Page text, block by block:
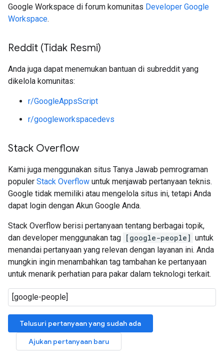
Google Workspace di forum komunitas Developer Google
Workspace.
Reddit (Tidak Resmi)
Anda juga dapat menemukan bantuan di subreddit yang
dikelola komunitas:
r/GoogleAppsScript
r/googleworkspacedevs
Stack Overflow
Kami juga menggunakan situs Tanya Jawab pemrograman
populer Stack Overflow untuk menjawab pertanyaan teknis.
Google tidak memiliki atau mengelola situs ini, tetapi Anda
dapat login dengan Akun Google Anda.
Stack Overflow berisi pertanyaan tentang berbagai topik,
dan developer menggunakan tag [google-people] untuk
menandai pertanyaan yang relevan dengan layanan ini. Anda
mungkin ingin menambahkan tag tambahan ke pertanyaan
untuk menarik perhatian para pakar dalam teknologi terkait.
Telusuri pertanyaan yang sudah ada
Ajukan pertanyaan baru